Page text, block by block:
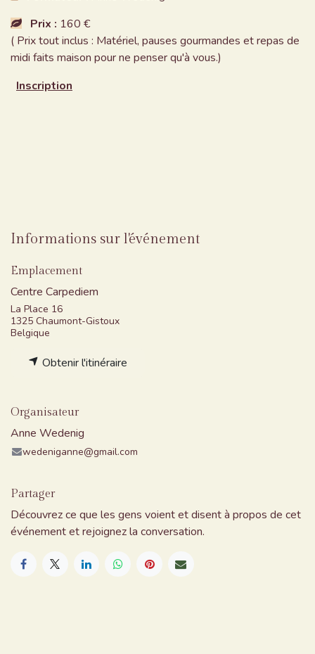
Prix : 160 €
( Prix tout inclus : Matériel, pauses gourmandes et repas de
midi faits maison pour ne penser qu'à vous.)
Inscription
Informations sur l'événement
Emplacement
Centre Carpediem
La Place 16
1325 Chaumont-Gistoux
Belgique
Obtenir l'itinéraire
Organisateur
Anne Wedenig
wedeniganne@gmail.com
Partager
Découvrez ce que les gens voient et disent à propos de cet
événement et rejoignez la conversation.